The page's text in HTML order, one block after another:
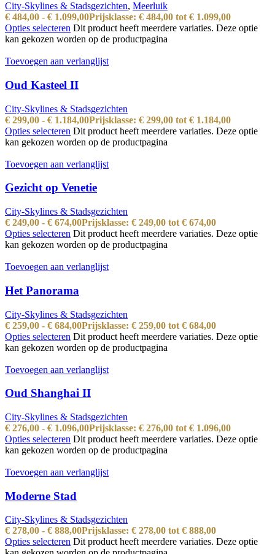
City-Skylines & Stadsgezichten, Meerluik
€ 484,00 - € 1.099,00Prijsklasse: € 484,00 tot € 1.099,00
Opties selecteren Dit product heeft meerdere variaties. Deze optie
kan gekozen worden op de productpagina
Toevoegen aan verlanglijst
Oud Kasteel II
City-Skylines & Stadsgezichten
€ 299,00 - € 1.184,00Prijsklasse: € 299,00 tot € 1.184,00
Opties selecteren Dit product heeft meerdere variaties. Deze optie
kan gekozen worden op de productpagina
Toevoegen aan verlanglijst
Gezicht op Venetie
City-Skylines & Stadsgezichten
€ 249,00 - € 674,00Prijsklasse: € 249,00 tot € 674,00
Opties selecteren Dit product heeft meerdere variaties. Deze optie
kan gekozen worden op de productpagina
Toevoegen aan verlanglijst
Het Panorama
City-Skylines & Stadsgezichten
€ 259,00 - € 684,00Prijsklasse: € 259,00 tot € 684,00
Opties selecteren Dit product heeft meerdere variaties. Deze optie
kan gekozen worden op de productpagina
Toevoegen aan verlanglijst
Oud Shanghai II
City-Skylines & Stadsgezichten
€ 276,00 - € 1.096,00Prijsklasse: € 276,00 tot € 1.096,00
Opties selecteren Dit product heeft meerdere variaties. Deze optie
kan gekozen worden op de productpagina
Toevoegen aan verlanglijst
Moderne Stad
City-Skylines & Stadsgezichten
€ 278,00 - € 888,00Prijsklasse: € 278,00 tot € 888,00
Opties selecteren Dit product heeft meerdere variaties. Deze optie